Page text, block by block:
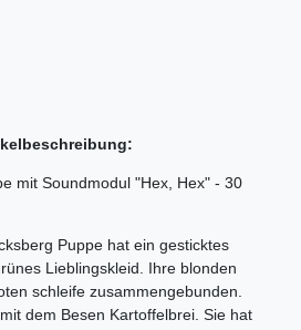
mit Soundmodul "Hex, Hex" - 30
Puppe hat ein gesticktes
Lieblingskleid. Ihre blonden
schleife zusammengebunden.
dem Besen Kartoffelbrei. Sie hat